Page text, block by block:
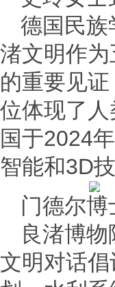
德国民族
渚文明作
的重要见
位体现了
国于2024
智能和3D
门德尔博
良渚博
文明对话